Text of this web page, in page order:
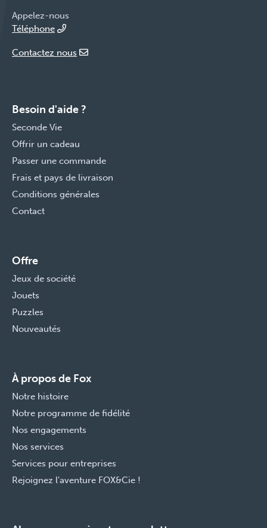
Appelez-nous
Téléphone
Contactez nous
Besoin d'aide ?
Seconde Vie
Offrir un cadeau
Passer une commande
Frais et pays de livraison
Conditions générales
Contact
Offre
Jeux de société
Jouets
Puzzles
Nouveautés
À propos de Fox
Notre histoire
Notre programme de fidélité
Nos engagements
Nos services
Services pour entreprises
Rejoignez l'aventure FOX&Cie !